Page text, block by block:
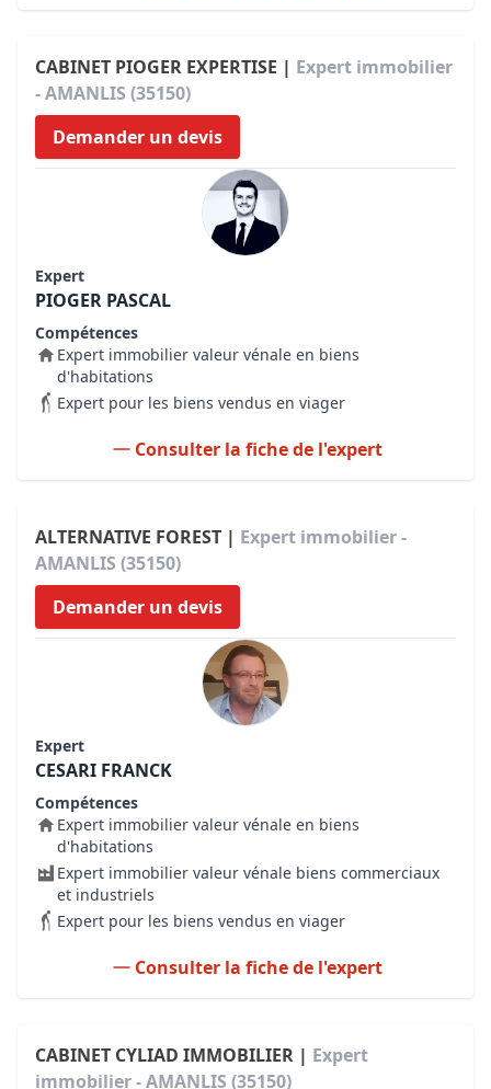
CABINET PIOGER EXPERTISE | Expert immobilier
- AMANLIS (35150)
Demander un devis
Expert
PIOGER PASCAL
Compétences
Expert immobilier valeur vénale en biens
d'habitations
Expert pour les biens vendus en viager
Consulter la fiche de l'expert
ALTERNATIVE FOREST | Expert immobilier -
AMANLIS (35150)
Demander un devis
Expert
CESARI FRANCK
Compétences
Expert immobilier valeur vénale en biens
d'habitations
Expert immobilier valeur vénale biens commerciaux
et industriels
Expert pour les biens vendus en viager
Consulter la fiche de l'expert
CABINET CYLIAD IMMOBILIER | Expert
immobilier - AMANLIS (35150)